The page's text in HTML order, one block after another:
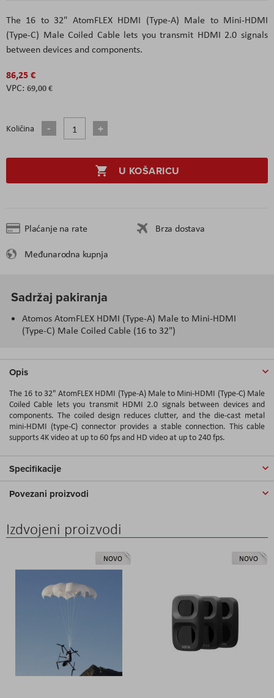
The 16 to 32" AtomFLEX HDMI (Type-A) Male to Mini-HDMI
(Type-C) Male Coiled Cable lets you transmit HDMI 2.0 signals
between devices and components.
86,25 €
69,00 €
Količina
U KOŠARICU
Plaćanje na rate
Brza dostava
Međunarodna kupnja
Sadržaj pakiranja
Atomos AtomFLEX HDMI (Type-A) Male to Mini-HDMI
(Type-C) Male Coiled Cable (16 to 32")
Opis
The 16 to 32" AtomFLEX HDMI (Type-A) Male to Mini-HDMI (Type-C) Male
Coiled Cable lets you transmit HDMI 2.0 signals between devices and
components. The coiled design reduces clutter, and the die-cast metal
mini-HDMI (type-C) connector provides a stable connection. This cable
supports 4K video at up to 60 fps and HD video at up to 240 fps.
Specifikacije
Povezani proizvodi
Izdvojeni proizvodi
NOVO NOVO